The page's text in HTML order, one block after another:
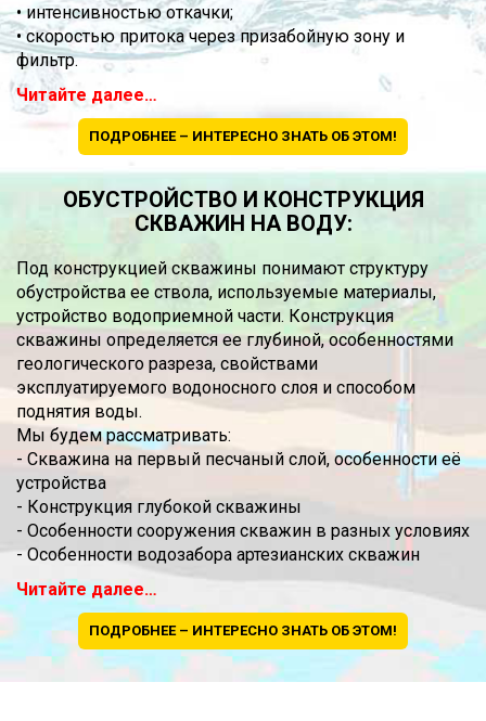
• интенсивностью откачки;
• скоростью притока через призабойную зону и
фильтр.
Читайте далее…
ПОДРОБНЕЕ – ИНТЕРЕСНО ЗНАТЬ ОБ ЭТОМ!
ОБУСТРОЙСТВО И КОНСТРУКЦИЯ
СКВАЖИН НА ВОДУ:
Под конструкцией скважины понимают структуру
обустройства ее ствола, используемые материалы,
устройство водоприемной части. Конструкция
скважины определяется ее глубиной, особенностями
геологического разреза, свойствами
эксплуатируемого водоносного слоя и способом
поднятия воды.
Мы будем рассматривать:
- Скважина на первый песчаный слой, особенности её
устройства
- Конструкция глубокой скважины
- Особенности сооружения скважин в разных условиях
- Особенности водозабора артезианских скважин
Читайте далее…
ПОДРОБНЕЕ – ИНТЕРЕСНО ЗНАТЬ ОБ ЭТОМ!